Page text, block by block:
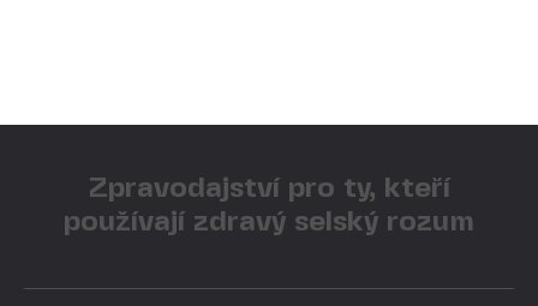
Zpravodajství pro ty, kteří
používají zdravý selský rozum